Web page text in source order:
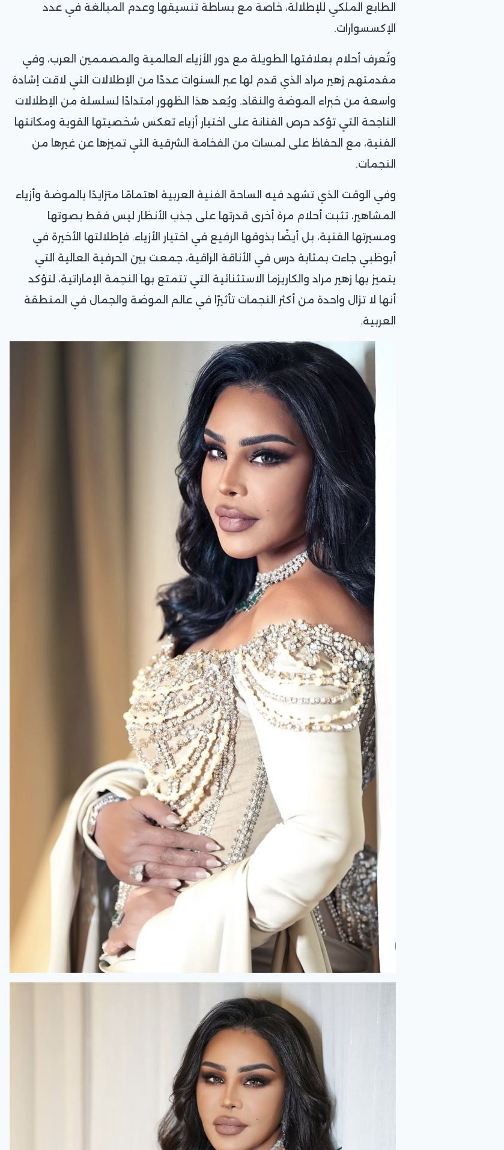
الطابع الملكي للإطلالة، خاصة مع بساطة تنسيقها وعدم المبالغة في عدد
الإكسسوارات.
وتُعرف أحلام بعلاقتها الطويلة مع دور الأزياء العالمية والمصممين العرب، وفي
مقدمتهم زهير مراد الذي قدم لها عبر السنوات عددًا من الإطلالات التي لاقت إشادة
واسعة من خبراء الموضة والنقاد. ويُعد هذا الظهور امتدادًا لسلسلة من الإطلالات
الناجحة التي تؤكد حرص الفنانة على اختيار أزياء تعكس شخصيتها القوية ومكانتها
الفنية، مع الحفاظ على لمسات من الفخامة الشرقية التي تميزها عن غيرها من
النجمات.
وفي الوقت الذي تشهد فيه الساحة الفنية العربية اهتمامًا متزايدًا بالموضة وأزياء
المشاهير، تثبت أحلام مرة أخرى قدرتها على جذب الأنظار ليس فقط بصوتها
ومسيرتها الفنية، بل أيضًا بذوقها الرفيع في اختيار الأزياء. فإطلالتها الأخيرة في
أبوظبي جاءت بمثابة درس في الأناقة الراقية، جمعت بين الحرفية العالية التي
يتميز بها زهير مراد والكاريزما الاستثنائية التي تتمتع بها النجمة الإماراتية، لتؤكد
أنها لا تزال واحدة من أكثر النجمات تأثيرًا في عالم الموضة والجمال في المنطقة
العربية.